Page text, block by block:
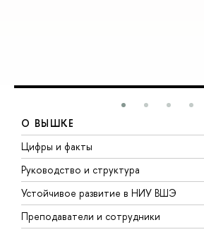
О ВЫШКЕ
Цифры и факты
Руководство и структура
Устойчивое развитие в НИУ ВШЭ
Преподаватели и сотрудники